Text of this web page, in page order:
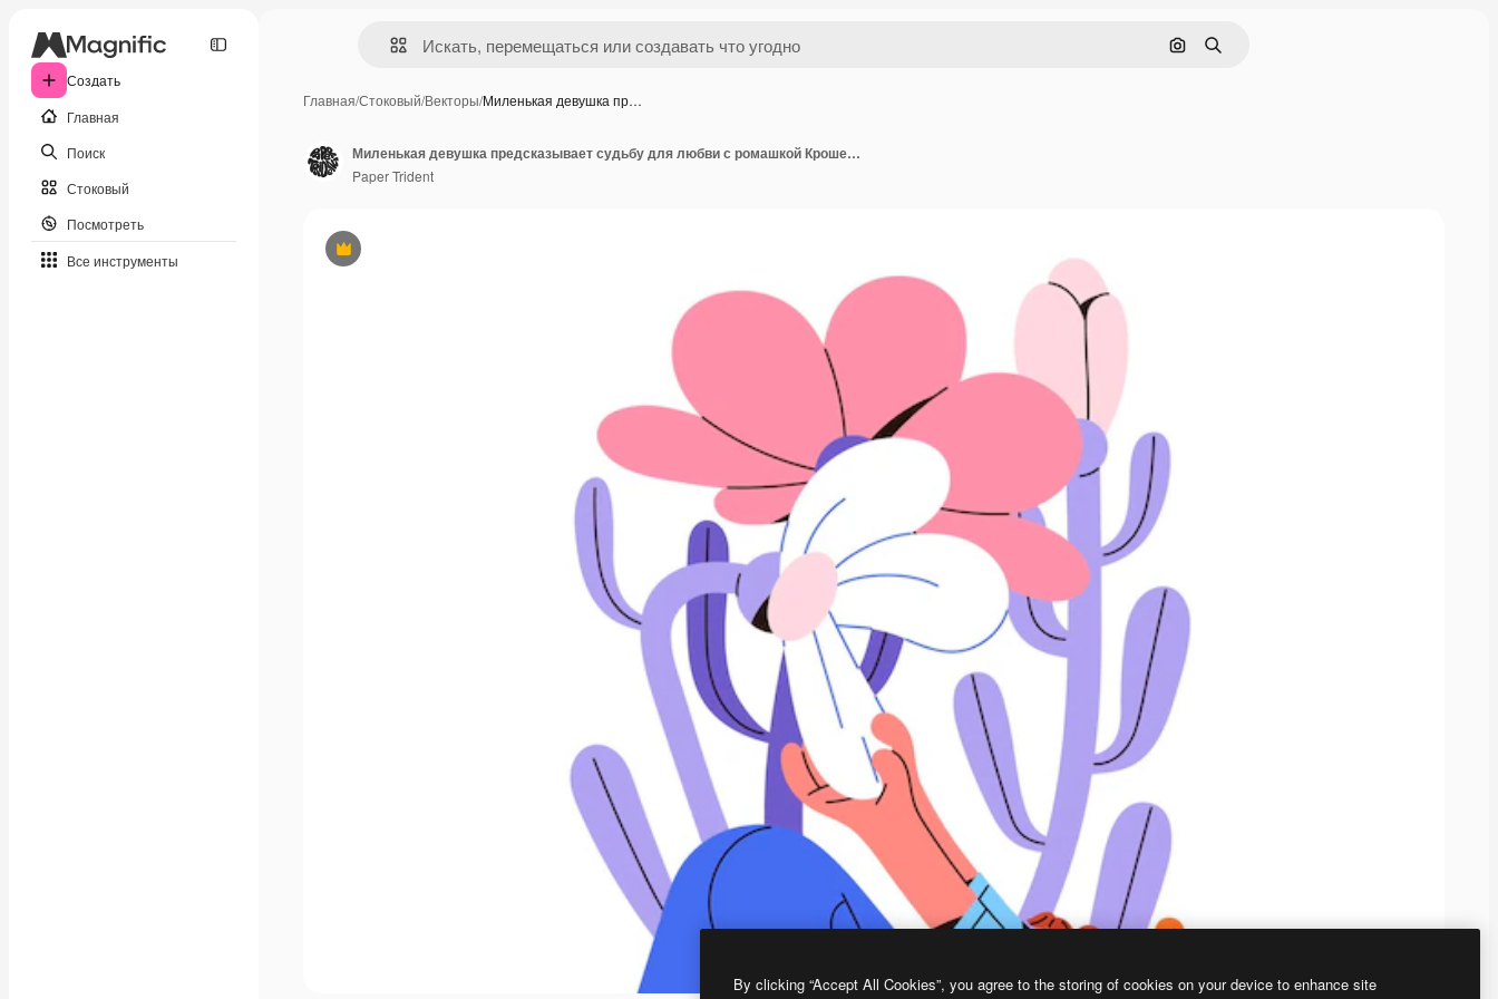
Создать
Главная
Поиск
Стоковый
Посмотреть
Все инструменты
Поиск по изображению
Поиск
Главная/Стоковый/Векторы/Миленькая девушка пр…
Премиум
Миленькая девушка предсказывает судьбу для любви с ромашкой Крошечная женщина вырывает лепестки маргаритки Абстрактный персонаж с большим цветом Цветок природы Плоская изолированная векторная иллюстрация на белом фоне
Paper Trident
By clicking “Accept All Cookies”, you agree to the storing of cookies on your device to enhance site